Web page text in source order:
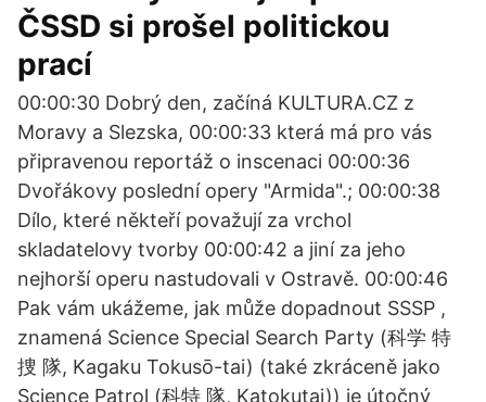
ČSSD si prošel politickou
prací
00:00:30 Dobrý den, začíná KULTURA.CZ z
Moravy a Slezska, 00:00:33 která má pro vás
připravenou reportáž o inscenaci 00:00:36
Dvořákovy poslední opery "Armida".; 00:00:38
Dílo, které někteří považují za vrchol
skladatelovy tvorby 00:00:42 a jiní za jeho
nejhorší operu nastudovali v Ostravě. 00:00:46
Pak vám ukážeme, jak může dopadnout SSSP ,
znamená Science Special Search Party (科学 特
捜 隊, Kagaku Tokusō-tai) (také zkráceně jako
Science Patrol (科特 隊, Katokutai)) je útočný